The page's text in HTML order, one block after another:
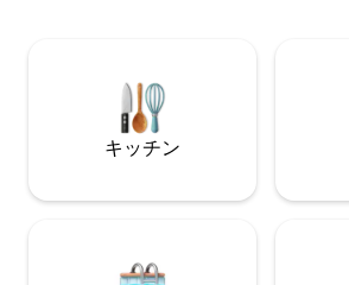
自由にアクセスできます。 個人的な収納
のために閉じられた物件の2つのプライベ
ートスペースがあります。必要な寝室
は、家を借りるゲストに応じて開放さ
いませんが、ご質問があればご連絡くだ
り、通りはとても静かで、中心部にあ
り、木々があり、湖まで徒歩10分です。
キッチン